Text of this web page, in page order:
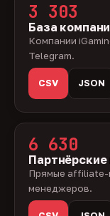
3 303
База
Компании
Telegram.
CSV JSON
6 630
Прямые affiliate-
менеджеров.